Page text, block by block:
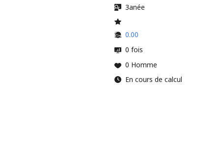
3anée
0.00
0 fois
0 Homme
En cours de calcul